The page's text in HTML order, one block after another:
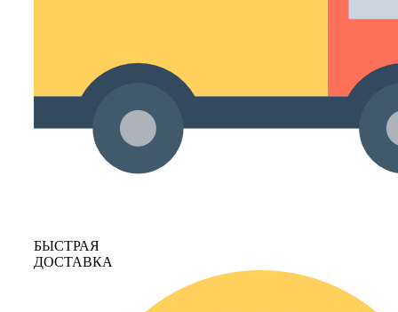
БЫСТРАЯ
ДОСТАВКА